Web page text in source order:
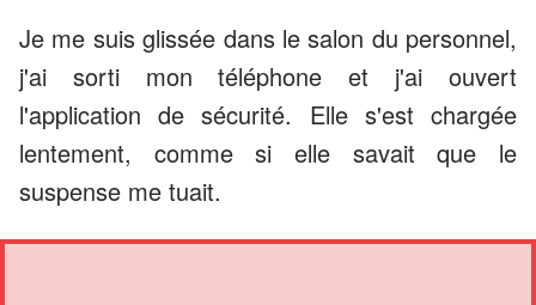
Je me suis glissée dans le salon du personnel,
j'ai sorti mon téléphone et j'ai ouvert
l'application de sécurité. Elle s'est chargée
lentement, comme si elle savait que le
suspense me tuait.